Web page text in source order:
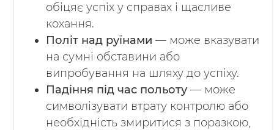
обіцяє успіх у справах і щасливе
кохання.
Політ над руїнами — може вказувати
на сумні обставини або
випробування на шляху до успіху.
Падіння під час польоту — може
символізувати втрату контролю або
необхідність змиритися з поразкою,